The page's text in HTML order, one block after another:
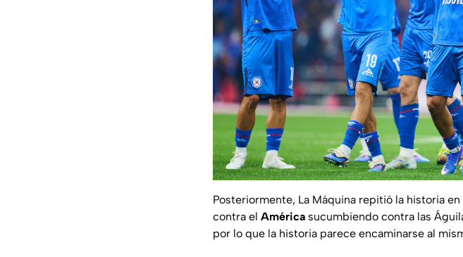
Posteriormente, La Máquina repitió la historia en
contra el América sucumbiendo contra las
por lo que la historia parece encaminarse al